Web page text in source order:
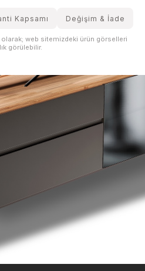
Kapsamı Değişim & İade
olarak; web sitemizdeki ürün görselleri
görülebilir.